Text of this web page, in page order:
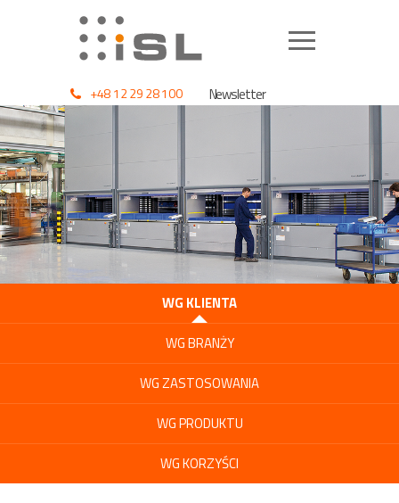
+48 12 29 28 100 Newsletter
WG KLIENTA
WG BRANŻY
WG ZASTOSOWANIA
WG PRODUKTU
WG KORZYŚCI